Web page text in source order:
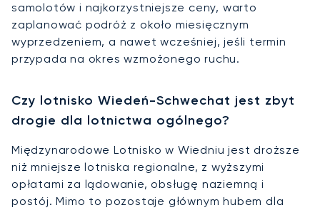
samolotów i najkorzystniejsze ceny, warto
zaplanować podróż z około miesięcznym
wyprzedzeniem, a nawet wcześniej, jeśli termin
przypada na okres wzmożonego ruchu.
Czy lotnisko Wiedeń-Schwechat jest zbyt
drogie dla lotnictwa ogólnego?
Międzynarodowe Lotnisko w Wiedniu jest droższe
niż mniejsze lotniska regionalne, z wyższymi
opłatami za lądowanie, obsługę naziemną i
postój. Mimo to pozostaje głównym hubem dla